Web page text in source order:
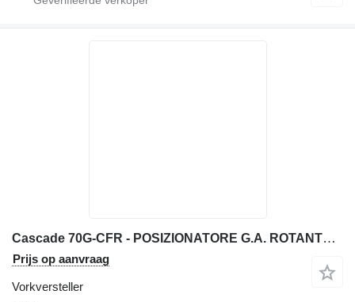
Cascade 70G-CFR - POSIZIONATORE G.A. ROTANTE 360° FEM3A
Prijs op aanvraag
Vorkversteller